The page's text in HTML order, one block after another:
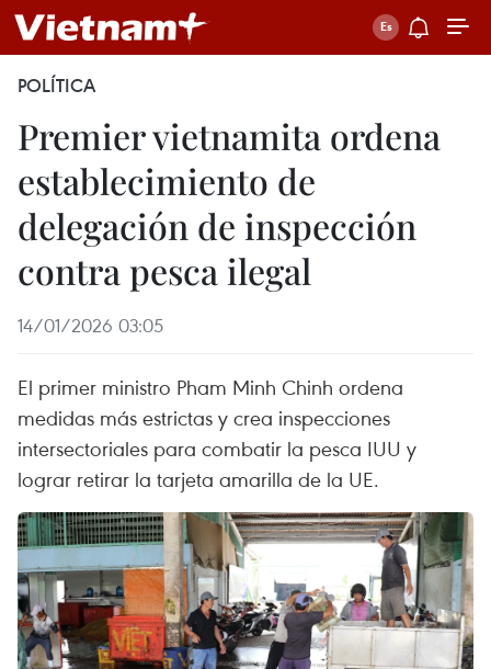
POLÍTICA
Premier vietnamita ordena
establecimiento de
delegación de inspección
contra pesca ilegal
14/01/2026 03:05
El primer ministro Pham Minh Chinh ordena
medidas más estrictas y crea inspecciones
intersectoriales para combatir la pesca IUU y
lograr retirar la tarjeta amarilla de la UE.